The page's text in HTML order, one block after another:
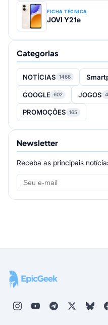
FICHA TÉCNICA
JOVI Y21e
Categorias
NOTÍCIAS 1468
GOOGLE 602 JOGOS
PROMOÇÕES 165
Newsletter
Receba as principais